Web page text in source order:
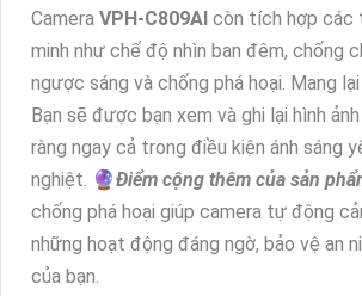
Camera VPH-C809AI còn tích hợp các
minh như chế độ nhìn ban đêm, chống
ngược sáng và chống phá hoại. Mang
Bạn sẽ được bạn xem và ghi lại hình
ràng ngay cả trong điều kiện ánh sáng
nghiệt. 🔮Điểm cộng thêm của sản
chống phá hoại giúp camera tự động
những hoạt động đáng ngờ, bảo vệ an
của bạn.